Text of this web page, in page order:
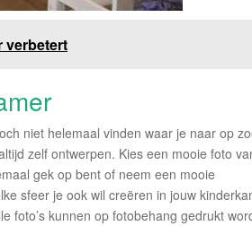
verbetert
niet helemaal vinden waar je naar op
zelf ontwerpen. Kies een mooie foto
gek op bent of neem een mooie
sfeer je ook wil creëren in jouw
foto’s kunnen op fotobehang gedrukt